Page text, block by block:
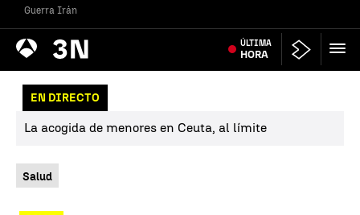
Guerra Irán
Antena
3 Noticias ÚLTIMA
HORA
EN DIRECTO
La acogida de menores en Ceuta, al límite
Salud